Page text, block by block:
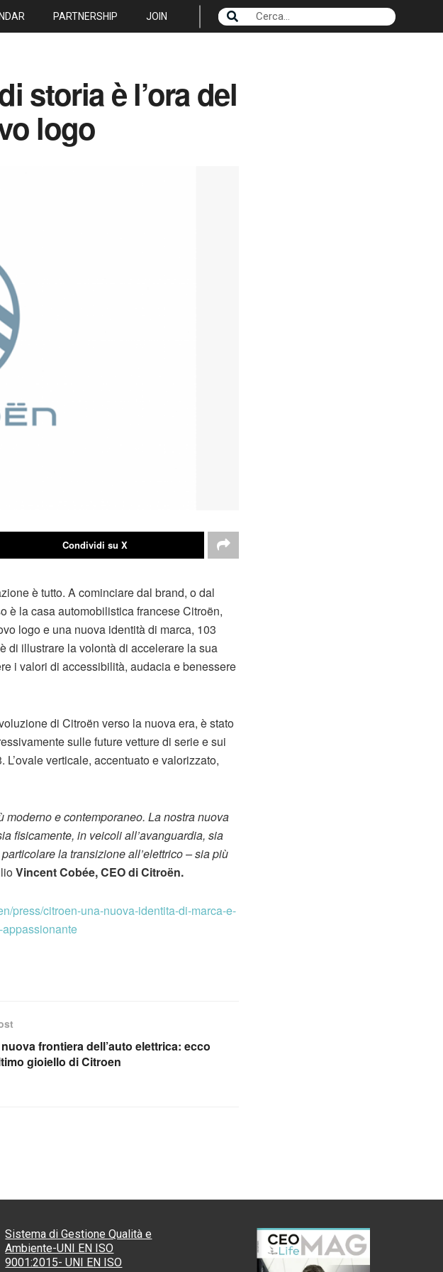
PARTNERSHIP JOIN
storia è l’ora del
logo
Condividi su X
è tutto. A cominciare dal brand, o dal
è la casa automobilistica francese Citroën,
logo e una nuova identità di marca, 103
di illustrare la volontà di accelerare la sua
i valori di accessibilità, audacia e benessere
di Citroën verso la nuova era, è stato
sulle future vetture di serie e sui
verticale, accentuato e valorizzato,
e contemporaneo. La nostra nuova
fisicamente, in veicoli all’avanguardia, sia
la transizione all’elettrico – sia più
Vincent Cobée, CEO di Citroën.
press/citroen-una-nuova-identita-di-marca-e-
frontiera dell’auto elettrica: ecco
gioiello di Citroen
Sistema di Gestione Qualità e
Ambiente-UNI EN ISO
9001:2015- UNI EN ISO